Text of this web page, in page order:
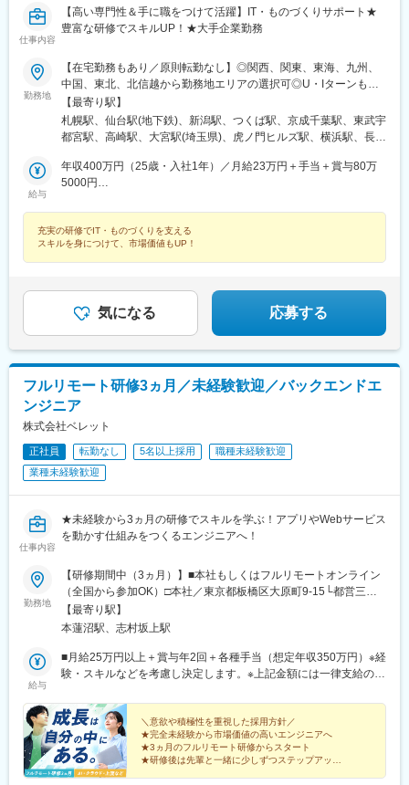
崎町駅、オークスカナルパークホテル富山前、四条駅(京都市営)、
神戸三宮駅(阪神)、姫路駅、岡山駅前駅、胡町駅、高松築港駅、天
横川駅、谷町四丁目駅、舟入幸町駅、大小路駅、亀戸駅、中津駅
(地下鉄)、六本木一丁目駅、ＪＲ難波駅、観月橋駅、海老江駅、中
之島駅、なにわ橋駅、甘木駅(甘木鉄道線)、住之江公園駅、上前津
駅、久屋大通駅、平沼橋駅、国道駅、蒔田駅、赤羽岩淵駅、セン
ター北駅、勾当台公園駅、本笠寺駅、自由ケ丘駅(愛知県)、出島
日吉町駅、新浜松駅、名鉄名古屋駅、梅田駅(地下鉄)、富山駅、京
都河原町駅、三ノ宮駅、西川緑道公園駅、銀山町駅、西鉄福岡
麻布十番駅、大国町駅、桃山御陵前駅、野田駅(阪神線)、肥後橋
駅、北浜駅(大阪府)、伏見駅(愛知県)、西横浜駅、龍谷富山高校
前、五島町駅
仕事内容
【高い専門性＆手に職をつけて活躍】IT・ものづくりサポート★
豊富な研修でスキルUP！★大手企業勤務
勤務地
【在宅勤務もあり／原則転勤なし】◎関西、関東、東海、九州、
中国、東北、北信越から勤務地エリアの選択可◎U・Iターンも歓
迎！（引越し代全額負担・家賃95％補助など制度完備）■関西エ
リア（大阪、京都、兵庫、奈良、和歌山、滋賀）■関東エリア（東
京、神奈川、千葉、埼玉、栃木、茨城、群馬など）■東海エリア
国エリア（広島、岡山、愛媛など）■東北エリア（宮城、福島な
ど）■北信越エリア（石川、福井、富山、新潟、長野など）のプロ
モート案件あり）◎転居を伴う転勤は、基本的には本人が希望す
る場合以外ありません※受動喫煙防止対策：オフィス内全面禁煙
【最寄り駅】
札幌駅、仙台駅(地下鉄)、新潟駅、つくば駅、京成千葉駅、東武宇
都宮駅、高崎駅、大宮駅(埼玉県)、虎ノ門ヒルズ駅、横浜駅、長野
線)、インテック本社前駅、烏丸駅、三宮駅(神戸新交通)、山陽姫
路駅、岡山駅、八丁堀駅(広島県)、高松駅(香川県)、天神駅、花畑
県)、東広島駅、山西駅、本町六丁目駅、金川駅、東野駅(京都
府)、東山・おかでんミュージアム駅、衣山駅、山麓駅(皿倉山)、
中津駅(大阪府・阪急線)、今出川駅、五条駅(京都市営)、桜島駅、
六本木駅、伊予大洲駅、福駅、芦原橋駅、桃山駅、野田阪神駅、
東比恵駅、渡辺橋駅、淀屋橋駅、鶴崎駅、西小倉駅、二島駅、今
池駅(福岡県)、上鳥羽口駅、竹下駅、小森江駅、甘木駅(西鉄線)、
広畑駅、住ノ江駅、江波駅、八本松駅、矢場町駅、大船駅、新羽
駅、油田駅、五井駅、門出駅、洛西口駅、小舞子駅、黒川駅(愛知
県)、丸の内駅(愛知県)、戸部駅、鶴見小野駅、三ツ沢下町駅、山
手駅、井土ケ谷駅、上永谷駅、和田町駅、鶴ケ峰駅、戸塚駅、赤
羽駅、峰駅、陸前落合駅、センター南駅、北四番丁駅、稲永駅、
岡本駅(栃木県)、笠寺駅、村井駅、茅野駅、本山駅(愛知県)、さが
み野駅、小俣駅(栃木県)、新前橋駅、群馬藤岡駅、本庄駅、垂井
駅、徳山駅、周防下郷駅、道ノ尾駅、大波止駅、喜々津駅、国母
駅、松江駅、伊賀屋駅、弥生が丘駅、宮崎駅、南鹿児島駅、さっ
ぽろ駅、青葉通一番町駅、千葉駅、虎ノ門駅、神奈川駅、市役所
前駅(長野県)、新静岡駅、第一通り駅、近鉄名古屋駅、金沢駅、中
神南駅、辛島町駅、南公園駅、湊川駅、小路駅、常盤駅(岡山県)、
横川駅、谷町四丁目駅、舟入幸町駅、大小路駅、亀戸駅、中津駅
(地下鉄)、六本木一丁目駅、ＪＲ難波駅、観月橋駅、海老江駅、中
之島駅、なにわ橋駅、甘木駅(甘木鉄道線)、住之江公園駅、上前津
ター北駅、勾当台公園駅、本笠寺駅、自由ケ丘駅(愛知県)、出島
駅、北１２条駅、あおば通駅、新千葉駅、神谷町駅、新高島駅、
都河原町駅、三ノ宮駅、西川緑道公園駅、銀山町駅、西鉄福岡
駅、西辛島町駅、市民広場駅、三滝駅、舟入本町駅、花田口駅、
麻布十番駅、大国町駅、桃山御陵前駅、野田駅(阪神線)、肥後橋
駅、北浜駅(大阪府)、伏見駅(愛知県)、西横浜駅、龍谷富山高校
前、五島町駅
給与
年収400万円（25歳・入社1年）／月給23万円＋手当＋賞与80万
5000円
5000円
充実の研修でIT・ものづくりを支える
スキルを身につけて、市場価値もUP！
気になる 応募する
フルリモート研修3ヵ月／未経験歓迎／バックエンドエ
ンジニア
株式会社ベレット
正社員 転勤なし 5名以上採用
職種未経験歓迎
業種未経験歓迎
仕事内容
★未経験から3ヵ月の研修でスキルを学ぶ！アプリやWebサービス
を動かす仕組みをつくるエンジニアへ！
勤務地
【研修期間中（3ヵ月）】■本社もしくはフルリモートオンライン
（全国から参加OK）□本社／東京都板橋区大原町9-15└都営三田
線「本蓮沼駅」より徒歩4分└都営三田線「志村坂上駅」より徒歩
9分【研修終了後】■東京23区を中心とした全国各地のプロジェク
ん。※すべて徒歩10分以内の駅チカオフィスです。※フルリモー
ト・在宅勤務・リモートワークはプロジェクトによって異なりま
【最寄り駅】
本蓮沼駅、志村坂上駅
給与
■月給25万円以上＋賞与年2回＋各種手当（想定年収350万円）※経
験・スキルなどを考慮し決定します。※上記金額には一律支給の住
（期間中は月給23万円以上で、その他の待遇に変更なし）☆経験
がある方は、現職・前職給与を考慮します。☆明確な評価制度あ
り。個人の頑張りに応じて評価します。【年収例】年収450万円
（経験2年入社）年収750万円（経験3年入社）年収950万円（経験
5年入社）
＼意欲や積極性を重視した採用方針／
★完全未経験から市場価値の高いエンジニアへ
★3ヵ月のフルリモート研修からスタート
★研修後は先輩と一緒に少しずつステップアップ